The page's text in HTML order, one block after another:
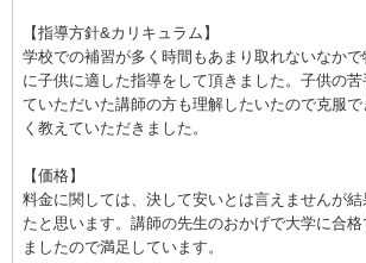
【指導方針&カリキュラム】
学校での補習が多く時間もあまり取れないなか
に子供に適した指導をして頂きました。子供の
ていただいた講師の方も理解したいたので克服
く教えていただきました。
【価格】
料金に関しては、決して安いとは言えませんが
たと思います。講師の先生のおかげで大学に合
ましたので満足しています。